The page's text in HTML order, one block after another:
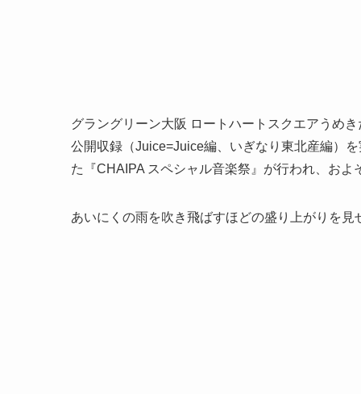
グラングリーン大阪 ロートハートスクエアうめ
公開収録（Juice=Juice編、いぎなり東北産編）
た『CHAIPA スペシャル音楽祭』が行われ、お
あいにくの雨を吹き飛ばすほどの盛り上がりを